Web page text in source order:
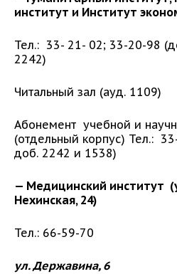
институт и Институт
Тел.: 33- 21- 02; 33-20-98
2242)
Читальный зал (ауд. 1109)
Абонемент учебной и
(отдельный корпус) Тел.:
доб. 2242 и 1538)
— Медицинский институт
Нехинская, 24)
Тел.: 66-59-70
ул. Державина, 6